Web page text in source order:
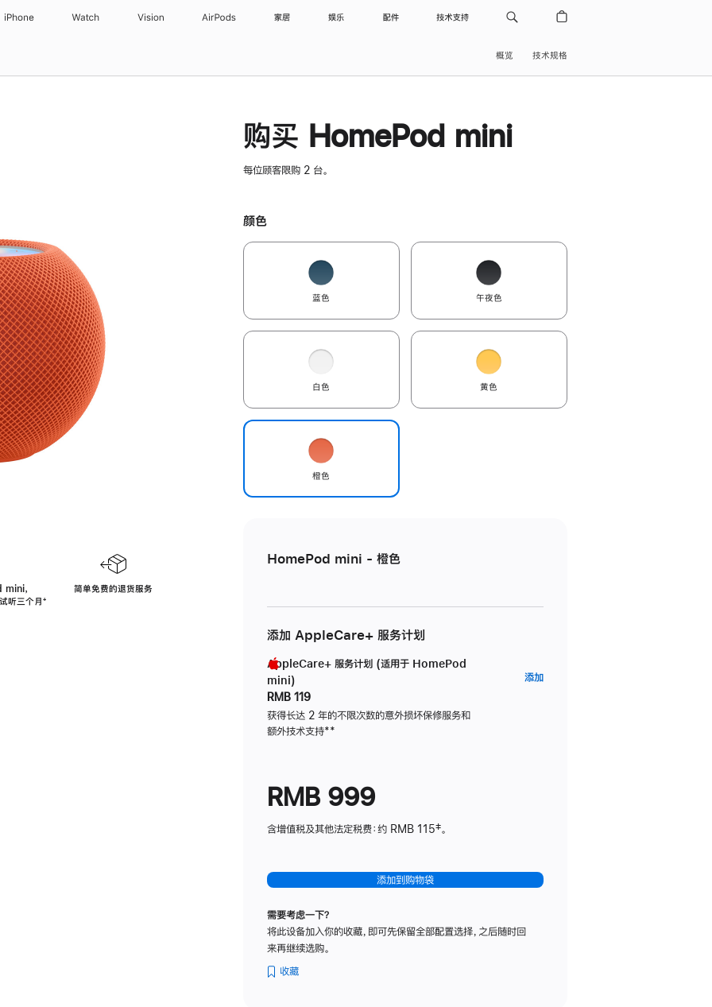
iPhone Watch Vision AirPods 家居 娱乐 配件 技术支持
概览 技术规格
，
听三个月脚
⁺
简单免费的退货服务
购买 HomePod mini
每位顾客限购 2 台。
颜色
蓝色 午夜色
白色 黄色
橙色
HomePod mini - 橙色
添加 AppleCare+ 服务计划
AppleCare+ 服务计划 (适用于 HomePod
mini)
RMB 119
获得长达 2 年的不限次数的意外损坏保修服务和
额外技术支持脚
**
添加AppleCare+
RMB 999
含增值税及其他法定税费：约 RMB 115‡。
添加到购物袋
需要考虑一下？
将此设备加入你的收藏，即可先保留全部配置选择，之后随时回
来再继续选购。
收藏